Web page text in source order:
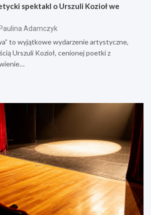
spektakl o Urszuli Kozioł we
Paulina Adamczyk
to wyjątkowe wydarzenie artystyczne,
Urszuli Kozioł, cenionej poetki z